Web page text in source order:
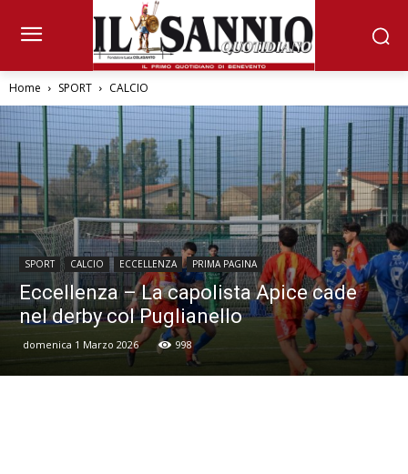
Home SPORT CALCIO
SPORT CALCIO ECCELLENZA PRIMA PAGINA
Eccellenza – La capolista Apice cade
nel derby col Puglianello
domenica 1 Marzo 2026 998